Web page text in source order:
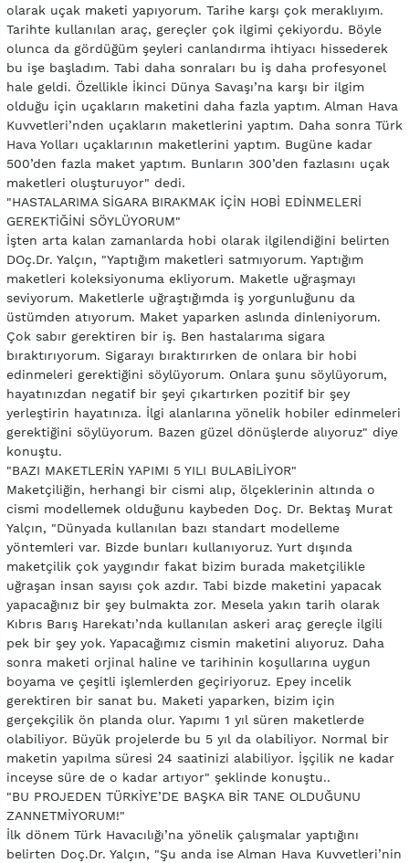
olarak uçak maketi yapıyorum. Tarihe karşı çok meraklıyım.
Tarihte kullanılan araç, gereçler çok ilgimi çekiyordu. Böyle
olunca da gördüğüm şeyleri canlandırma ihtiyacı hissederek
bu işe başladım. Tabi daha sonraları bu iş daha profesyonel
hale geldi. Özellikle İkinci Dünya Savaşı’na karşı bir ilgim
olduğu için uçakların maketini daha fazla yaptım. Alman Hava
Kuvvetleri’nden uçakların maketlerini yaptım. Daha sonra Türk
Hava Yolları uçaklarının maketlerini yaptım. Bugüne kadar
500’den fazla maket yaptım. Bunların 300’den fazlasını uçak
maketleri oluşturuyor" dedi.
"HASTALARIMA SİGARA BIRAKMAK İÇİN HOBİ EDİNMELERİ
GEREKTİĞİNİ SÖYLÜYORUM"
İşten arta kalan zamanlarda hobi olarak ilgilendiğini belirten
DOç.Dr. Yalçın, "Yaptığım maketleri satmıyorum. Yaptığım
maketleri koleksiyonuma ekliyorum. Maketle uğraşmayı
seviyorum. Maketlerle uğraştığımda iş yorgunluğunu da
üstümden atıyorum. Maket yaparken aslında dinleniyorum.
Çok sabır gerektiren bir iş. Ben hastalarıma sigara
bıraktırıyorum. Sigarayı bıraktırırken de onlara bir hobi
edinmeleri gerektiğini söylüyorum. Onlara şunu söylüyorum,
hayatınızdan negatif bir şeyi çıkartırken pozitif bir şey
yerleştirin hayatınıza. İlgi alanlarına yönelik hobiler edinmeleri
gerektiğini söylüyorum. Bazen güzel dönüşlerde alıyoruz" diye
konuştu.
"BAZI MAKETLERİN YAPIMI 5 YILI BULABİLİYOR"
Maketçiliğin, herhangi bir cismi alıp, ölçeklerinin altında o
cismi modellemek olduğunu kaybeden Doç. Dr. Bektaş Murat
Yalçın, "Dünyada kullanılan bazı standart modelleme
yöntemleri var. Bizde bunları kullanıyoruz. Yurt dışında
maketçilik çok yaygındır fakat bizim burada maketçilikle
uğraşan insan sayısı çok azdır. Tabi bizde maketini yapacak
yapacağınız bir şey bulmakta zor. Mesela yakın tarih olarak
Kıbrıs Barış Harekatı’nda kullanılan askeri araç gereçle ilgili
pek bir şey yok. Yapacağımız cismin maketini alıyoruz. Daha
sonra maketi orjinal haline ve tarihinin koşullarına uygun
boyama ve çeşitli işlemlerden geçiriyoruz. Epey incelik
gerektiren bir sanat bu. Maketi yaparken, bizim için
gerçekçilik ön planda olur. Yapımı 1 yıl süren maketlerde
olabiliyor. Büyük projelerde bu 5 yıl da olabiliyor. Normal bir
maketin yapılma süresi 24 saatinizi alabiliyor. İşçilik ne kadar
inceyse süre de o kadar artıyor" şeklinde konuştu..
"BU PROJEDEN TÜRKİYE’DE BAŞKA BİR TANE OLDUĞUNU
ZANNETMİYORUM!"
İlk dönem Türk Havacılığı’na yönelik çalışmalar yaptığını
belirten Doç.Dr. Yalçın, "Şu anda ise Alman Hava Kuvvetleri’nin